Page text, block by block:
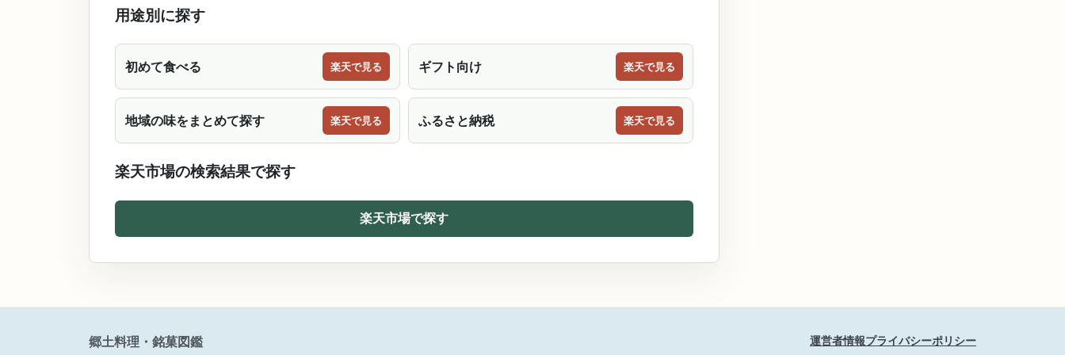
用途別に探す
初めて食べる 楽天で見る ギフト向け 楽天で見る
地域の味をまとめて探す 楽天で見る ふるさと納税 楽天で見る
楽天市場の検索結果で探す
楽天市場で探す
郷土料理・銘菓図鑑 運営者情報プライバシーポリシー